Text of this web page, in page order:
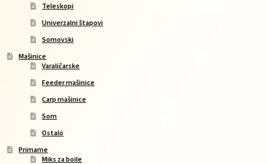
Teleskopi
Univerzalni štapovi
Somovski
Mašinice
Varaličarske
Feeder mašinice
Carp mašinice
Som
Ostalo
Primame
Miks za boile